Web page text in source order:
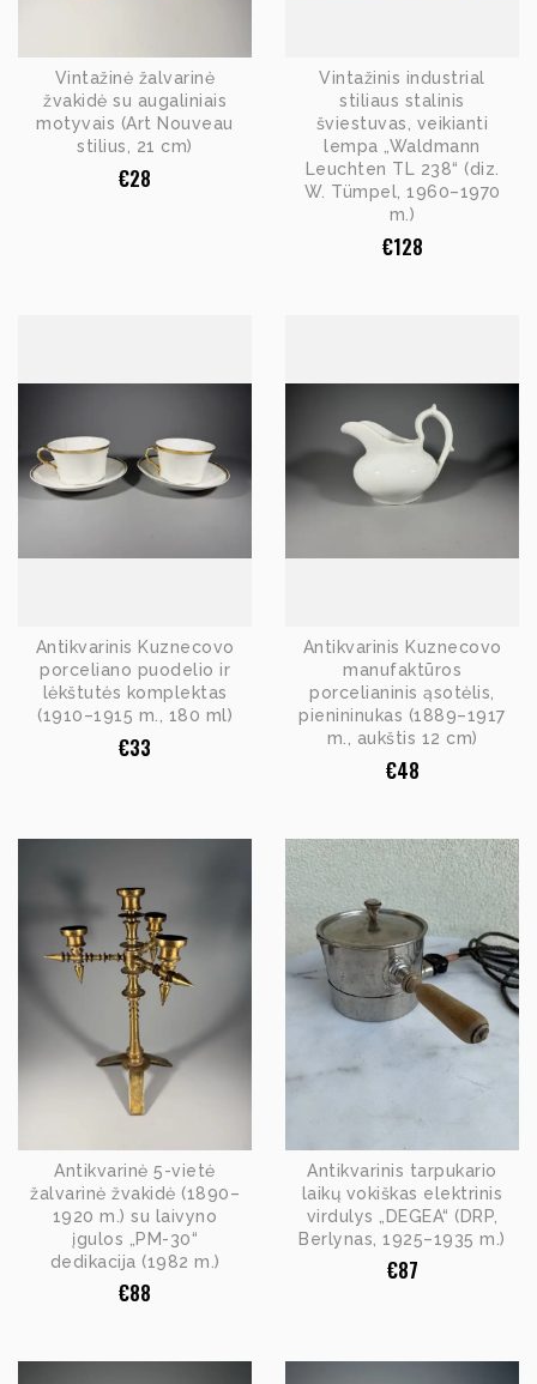
Vintažinė žalvarinė
žvakidė su augaliniais
motyvais (Art Nouveau
stilius, 21 cm)
€28
Vintažinis industrial
stiliaus stalinis
šviestuvas, veikianti
lempa „Waldmann
Leuchten TL 238“ (diz.
W. Tümpel, 1960–1970
m.)
€128
Antikvarinis Kuznecovo
porceliano puodelio ir
lėkštutės komplektas
(1910–1915 m., 180 ml)
€33
Antikvarinis Kuznecovo
manufaktūros
porcelianinis ąsotėlis,
pienininukas (1889–1917
m., aukštis 12 cm)
€48
Antikvarinė 5-vietė
žalvarinė žvakidė (1890–
1920 m.) su laivyno
įgulos „PM-30“
dedikacija (1982 m.)
€88
Antikvarinis tarpukario
laikų vokiškas elektrinis
virdulys „DEGEA“ (DRP,
Berlynas, 1925–1935 m.)
€87